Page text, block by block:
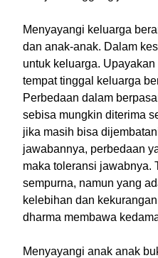
Menyayangi keluarga
dan anak-anak. Dalam
untuk keluarga.
tempat tinggal keluarga
Perbedaan dalam
sebisa mungkin diterima
jika masih bisa
jawabannya, perbedaan
maka toleransi jawabnya.
sempurna, namun yang
kelebihan dan
dharma membawa
Menyayangi anak anak